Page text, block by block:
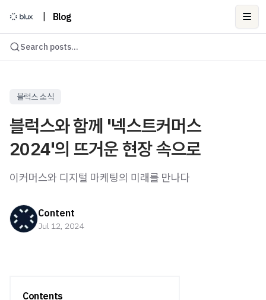
Blog
Search posts...
블럭스 소식
블럭스와 함께 '넥스트커머스
2024'의 뜨거운 현장 속으로
이커머스와 디지털 마케팅의 미래를 만나다
Content
Jul 12, 2024
Contents